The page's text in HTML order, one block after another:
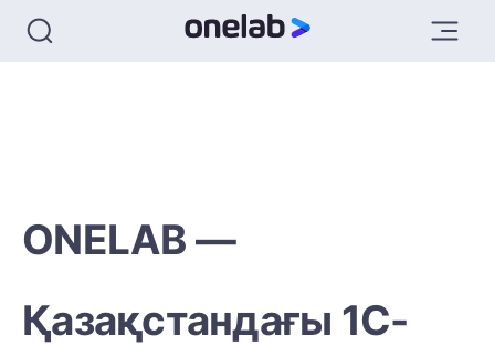
ONELAB —
Қазақстандағы 1С-